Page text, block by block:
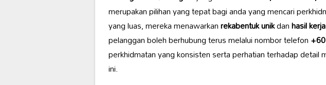
merupakan pilihan yang tepat bagi anda yang mencari
yang luas, mereka menawarkanrekabentuk unikdanhasil
pelanggan boleh berhubung terus melalui nombor telefon
perkhidmatan yang konsisten serta perhatian terhadap detail
ini.